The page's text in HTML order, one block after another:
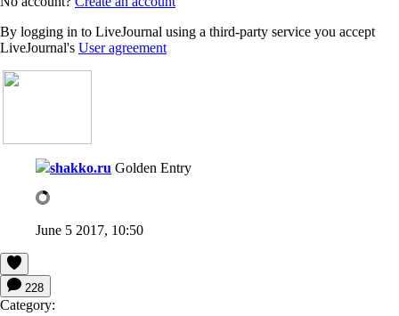
By logging in to LiveJournal using a third-party service you accept
LiveJournal's User agreement
shakko.ru Golden Entry
June 5 2017, 10:50
228
Category: